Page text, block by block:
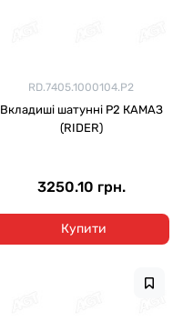
RD.7405.1000104.Р2
Вкладиші шатунні Р2 КАМАЗ
(RIDER)
3250.10 грн.
Купити